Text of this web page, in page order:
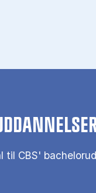
til CBS'